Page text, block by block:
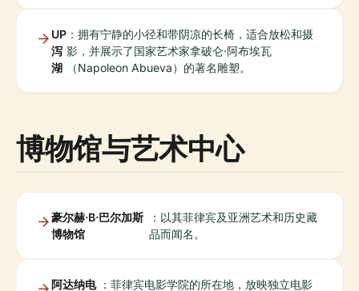
UP
泻
湖
：拥有宁静的小径和带阴凉的长椅，适合放松和摄
影，并展示了国家艺术家拿破仑·阿布埃瓦
（Napoleon Abueva）的著名雕塑。
博物馆与艺术中心
豪尔赫·B·巴尔加斯
博物馆
：以其菲律宾及亚洲艺术和历史藏
品而闻名。
阿达纳电 ：菲律宾电影学院的所在地，放映独立电影